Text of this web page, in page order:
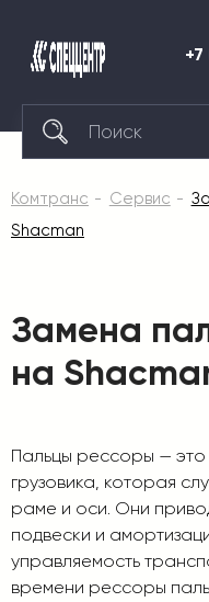
Комтранс Сервис
Shacman
Замена
на
Пальцы рессоры — это
грузовика, которая
раме и оси. Они
подвески и
управляемость
времени рессоры